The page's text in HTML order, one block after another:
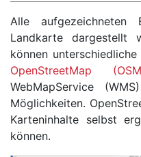
Alle
Landkarte dargestellt
können
OpenStreetMap
WebMapService
Möglichkeiten.
Karteninhalte selbst
können.